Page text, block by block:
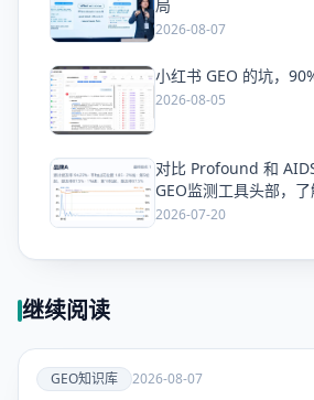
局
2026-08-07
爱 小红书 GEO 的坑，
2026-08-05
爱
对比 Profound 和
GEO监测工具头部，
方案
2026-07-20
继续阅读
爱
GEO知识库 2026-08-07